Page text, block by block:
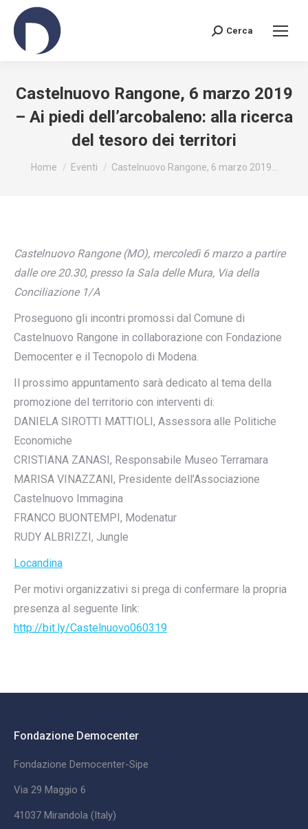
Search:
Cerca
Castelnuovo Rangone, 6 marzo 2019
– Ai piedi dell’arcobaleno: alla ricerca
del tesoro dei territori
You are here:
Home Eventi Castelnuovo Rangone, 6 marzo 2019…
Castelnuovo Rangone (MO), mercoledì 6 marzo a partire
dalle ore 20.30, presso la Sala delle Mura, Via della
Conciliazione 1/A
Proseguono gli incontri promossi dal Comune di
Castelnuovo Rangone in collaborazione con Fondazione
Democenter e il Tecnopolo di Modena.
Il prossimo appuntamento sarà dedicato al tema della
promozione del territorio con interventi di:
DANIELA SIROTTI MATTIOLI, Assessora alle Politiche
Economiche
CRISTIANA ZANASI, Responsabile Museo Terramara
MARISA VINAZZANI, Presidente dell’Associazione
Castelnuovo Immagina
FRANCO BUONTEMPI, Modenatur
RUDY ALBRIZZI, Jungle
Locandina
Per motivi organizzativi si prega di confermare la propria
presenza al seguente link:
http://bit.ly/Castelnuovo060319
Fondazione Democenter
Fondazione Democenter-Sipe
Via 29 Maggio 6
41037 Mirandola (Italy)